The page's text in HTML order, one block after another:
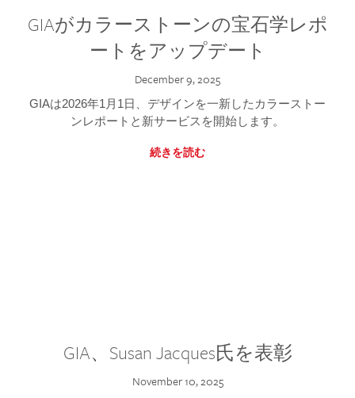
GIAがカラーストーンの宝石学レポ
ートをアップデート
December 9, 2025
GIAは2026年1月1日、デザインを一新したカラーストー
ンレポートと新サービスを開始します。
続きを読む
GIA、Susan Jacques氏を表彰
November 10, 2025